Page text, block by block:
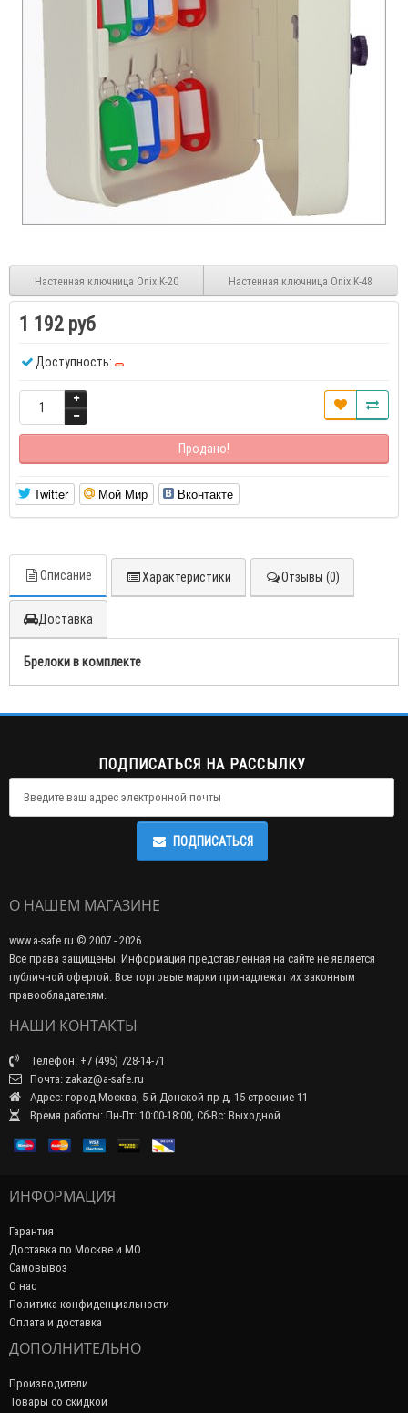
Настенная ключница Onix K-20 Настенная ключница Onix K-48
1 192 руб
Доступность:
Продано!
Twitter Мой Мир Вконтакте
Описание Характеристики Отзывы (0)
Доставка
Брелоки в комплекте
ПОДПИСАТЬСЯ НА РАССЫЛКУ
ПОДПИСАТЬСЯ
О НАШЕМ МАГАЗИНЕ
www.a-safe.ru © 2007 - 2026
Все права защищены. Информация представленная на сайте не является
публичной офертой. Все торговые марки принадлежат их законным
правообладателям.
НАШИ КОНТАКТЫ
Телефон: +7 (495) 728-14-71
Почта: zakaz@a-safe.ru
Адрес: город Москва, 5-й Донской пр-д, 15 строение 11
Время работы: Пн-Пт: 10:00-18:00, Сб-Вс: Выходной
ИНФОРМАЦИЯ
Гарантия
Доставка по Москве и МО
Самовывоз
О нас
Политика конфиденциальности
Оплата и доставка
ДОПОЛНИТЕЛЬНО
Производители
Товары со скидкой